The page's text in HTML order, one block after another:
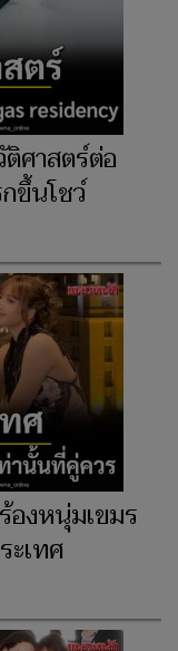
ศาสตร์ต่อ
ขึ้นโชว์
องหนุ่มเขมร
เทศ